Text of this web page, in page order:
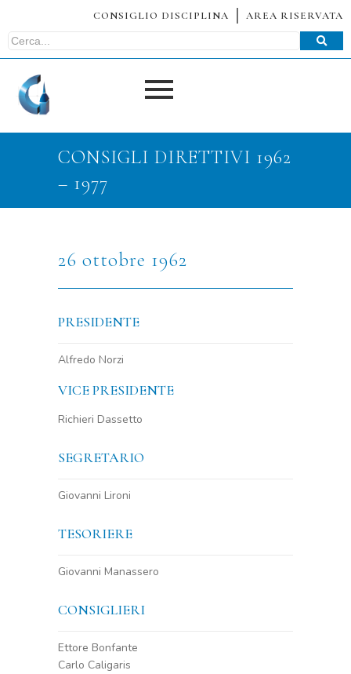
CONSIGLIO DISCIPLINA AREA RISERVATA
CONSIGLI DIRETTIVI 1962
– 1977
26 ottobre 1962
PRESIDENTE
Alfredo Norzi
VICE PRESIDENTE
Richieri Dassetto
SEGRETARIO
Giovanni Lironi
TESORIERE
Giovanni Manassero
CONSIGLIERI
Ettore Bonfante
Carlo Caligaris